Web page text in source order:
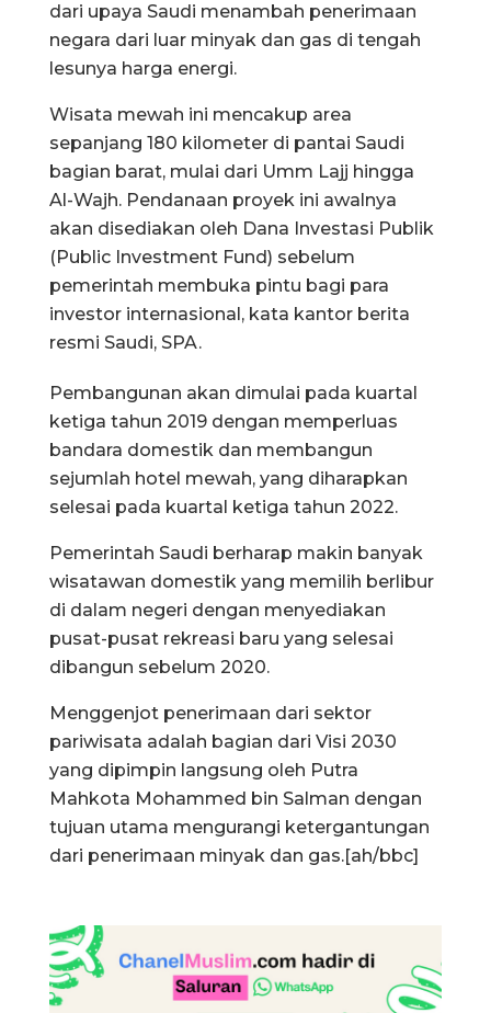
dari upaya Saudi menambah penerimaan
negara dari luar minyak dan gas di tengah
lesunya harga energi.
Wisata mewah ini mencakup area
sepanjang 180 kilometer di pantai Saudi
bagian barat, mulai dari Umm Lajj hingga
Al-Wajh. Pendanaan proyek ini awalnya
akan disediakan oleh Dana Investasi Publik
(Public Investment Fund) sebelum
pemerintah membuka pintu bagi para
investor internasional, kata kantor berita
resmi Saudi, SPA.
Pembangunan akan dimulai pada kuartal
ketiga tahun 2019 dengan memperluas
bandara domestik dan membangun
sejumlah hotel mewah, yang diharapkan
selesai pada kuartal ketiga tahun 2022.
Pemerintah Saudi berharap makin banyak
wisatawan domestik yang memilih berlibur
di dalam negeri dengan menyediakan
pusat-pusat rekreasi baru yang selesai
dibangun sebelum 2020.
Menggenjot penerimaan dari sektor
pariwisata adalah bagian dari Visi 2030
yang dipimpin langsung oleh Putra
Mahkota Mohammed bin Salman dengan
tujuan utama mengurangi ketergantungan
dari penerimaan minyak dan gas.[ah/bbc]